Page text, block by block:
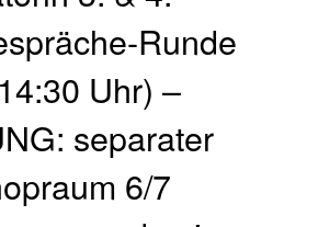
Runde
Uhr) –
separater
6/7